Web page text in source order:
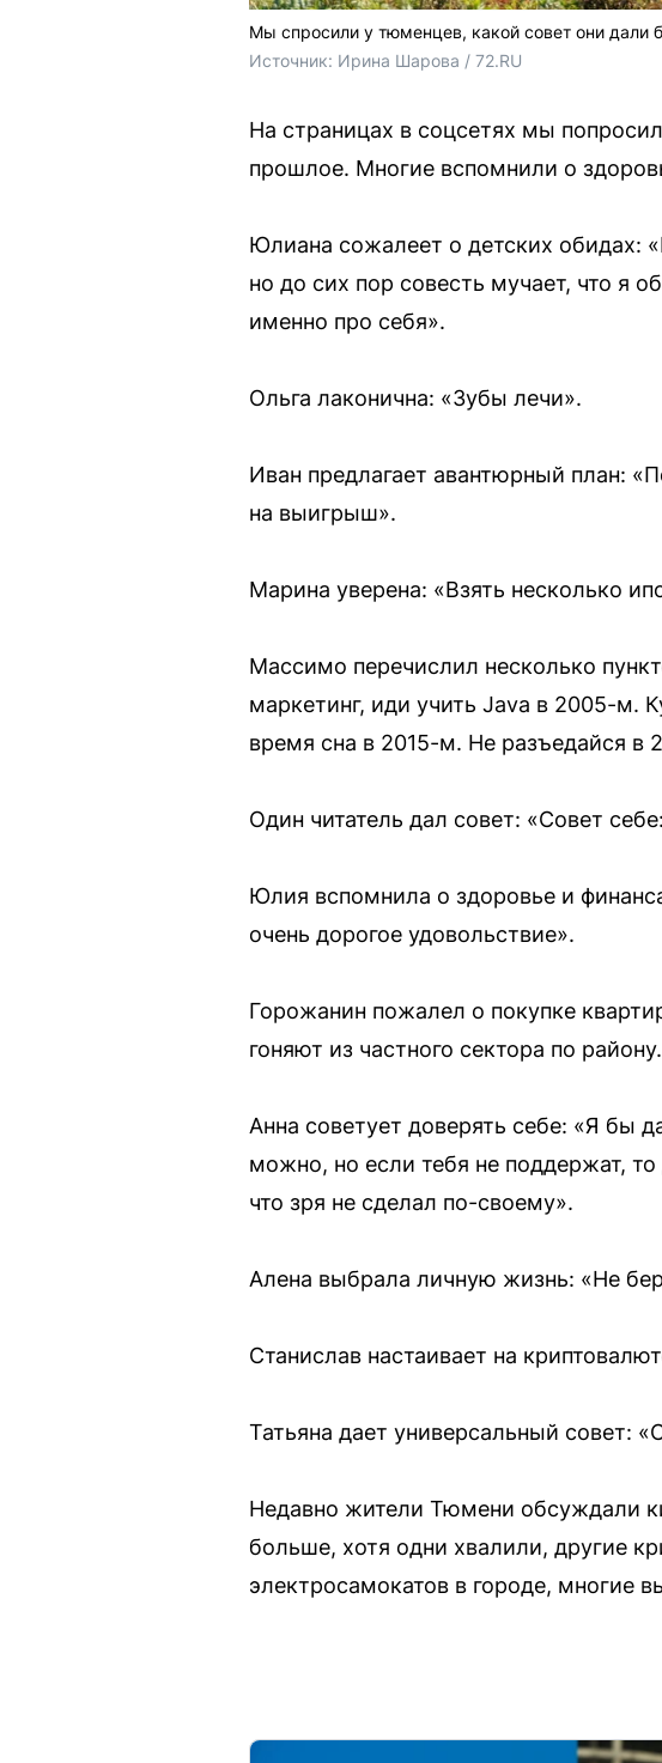
Мы спросили у тюменцев, какой совет они дали
Источник: Ирина Шарова / 72.RU
На страницах в соцсетях мы
прошлое. Многие вспомнили о
Юлиана сожалеет о детских обидах:
но до сих пор совесть мучает, что я
именно про себя».
Ольга лаконична: «Зубы лечи».
Иван предлагает авантюрный план:
на выигрыш».
Марина уверена: «Взять несколько
Массимо перечислил несколько
маркетинг, иди учить Java в 2005-м.
время сна в 2015-м. Не разъедайся в
Один читатель дал совет: «Совет
Юлия вспомнила о здоровье и
очень дорогое удовольствие».
Горожанин пожалел о покупке
гоняют из частного сектора по
Анна советует доверять себе: «Я бы
можно, но если тебя не поддержат,
что зря не сделал по-своему».
Алена выбрала личную жизнь: «Не
Станислав настаивает на
Татьяна дает универсальный совет:
Недавно жители Тюмени обсуждали
больше, хотя одни хвалили, другие
электросамокатов в городе, многие